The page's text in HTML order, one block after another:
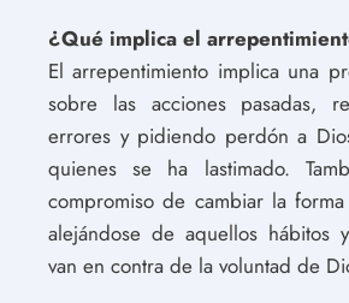
¿Qué implica el
El arrepentimiento implica una
sobre las acciones pasadas,
errores y pidiendo perdón a
quienes se ha lastimado.
compromiso de cambiar la
alejándose de aquellos hábitos
van en contra de la voluntad de